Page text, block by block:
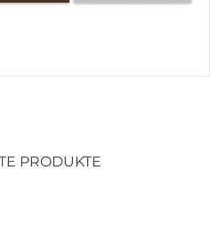
PRODUKTE